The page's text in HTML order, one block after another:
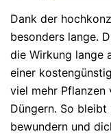
Dank der
besonders lange.
die Wirkung lange
einer
viel mehr Pflanzen
Düngern. So
bewundern und